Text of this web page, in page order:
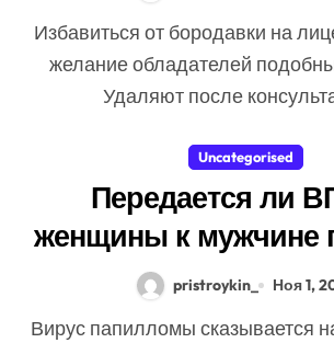
Избавиться от бородавки на лице – это частое
желание обладателей
Удаляют после
Uncategorised
Передается ли
женщины к мужчине
путем и как
pristroykin_ Ноя 1,
Вирус папилломы сказывается на всех сферах